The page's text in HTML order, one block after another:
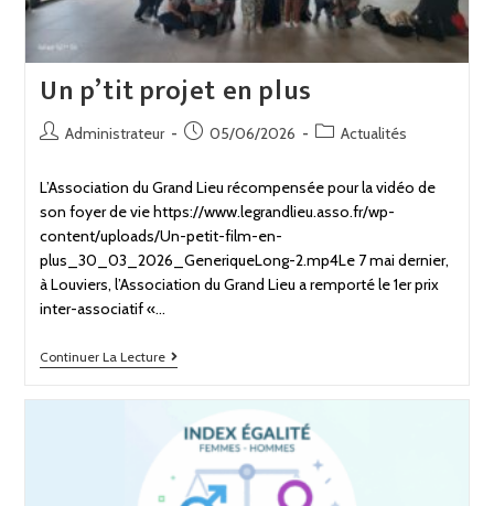
Un p’tit projet en plus
Administrateur 05/06/2026 Actualités
L’Association du Grand Lieu récompensée pour la vidéo de
son foyer de vie https://www.legrandlieu.asso.fr/wp-
content/uploads/Un-petit-film-en-
plus_30_03_2026_GeneriqueLong-2.mp4Le 7 mai dernier,
à Louviers, l’Association du Grand Lieu a remporté le 1er prix
inter-associatif «…
Continuer La Lecture